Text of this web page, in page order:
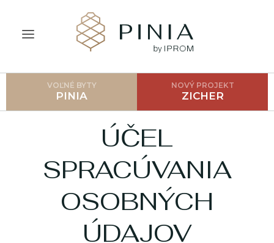
O PROJEKTE
LOKALITA
AKO POSTUPOVAŤ?
VOĽNÉ BYTY
PINIA
NOVÝ PROJEKT
ZICHER
ÚČEL
SPRACÚVANIA
OSOBNÝCH
ÚDAJOV